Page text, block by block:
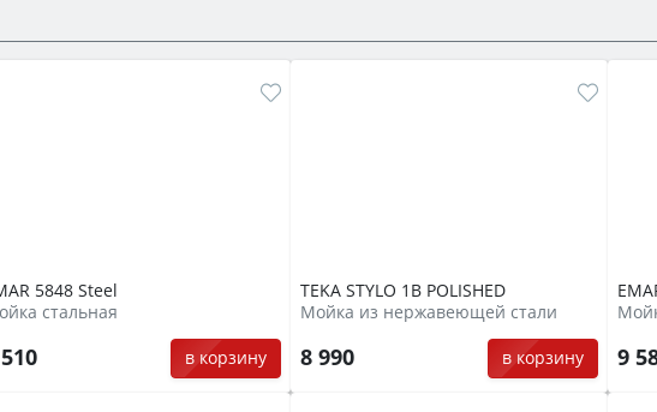
5848 Steel
стальная
в корзину
TEKA STYLO 1B POLISHED
Мойка из нержавеющей стали
8 990 в корзину 9